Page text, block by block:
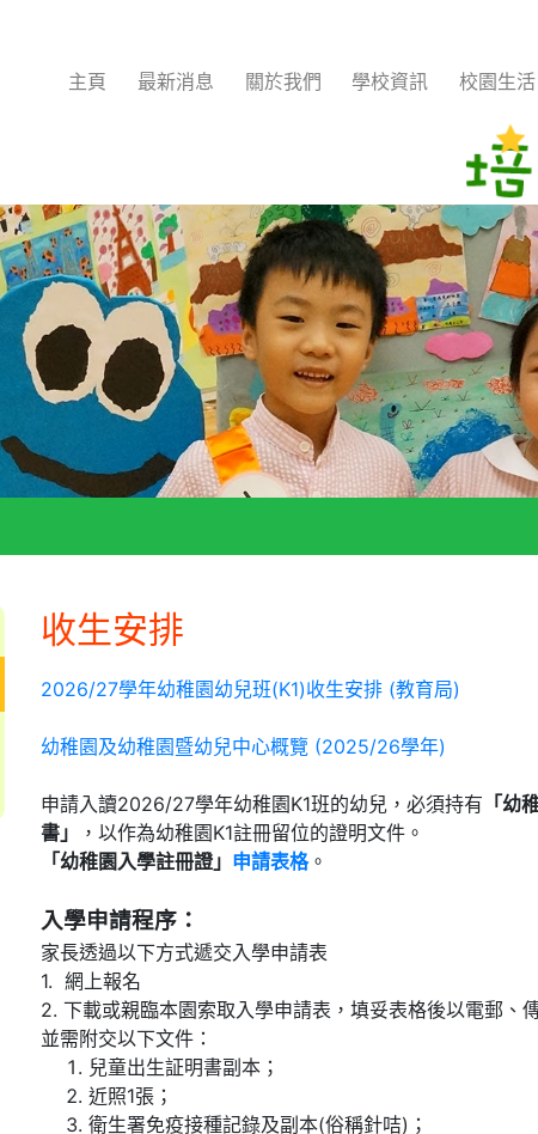
主頁 最新消息 關於我們 學校資訊 校園生活
收生安排
2026/27學年幼稚園幼兒班(K1)收生安排 (教育局)
幼稚園及幼稚園暨幼兒中心概覽 (2025/26學年)
申請入讀2026/27學年幼稚園K1班的幼兒，必須持有 「幼
書」
，以作為幼稚園K1註冊留位的證明文件。
「幼稚園入學註冊證」 申請表格。
入學申請程序：
家長透過以下方式遞交入學申請表
1. 網上報名
2. 下載或親臨本園索取入學申請表，填妥表格後以電郵、
並需附交以下文件：
兒童出生証明書副本；
近照1張；
衛生署免疫接種記錄及副本(俗稱針咭)；